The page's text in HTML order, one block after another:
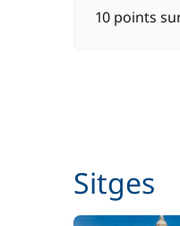
10 points
Sitges